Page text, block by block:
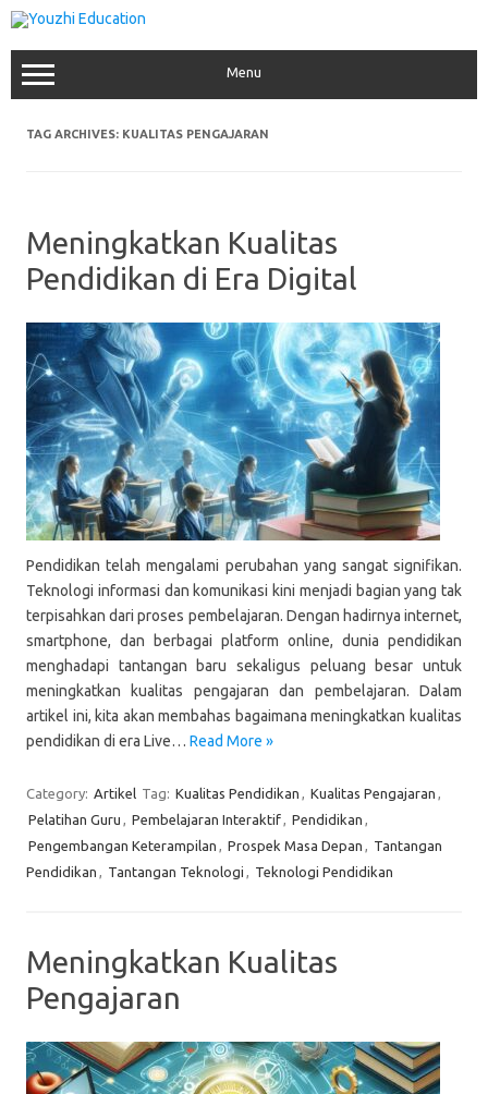
Skip
to
content
Menu
TAG ARCHIVES: KUALITAS PENGAJARAN
Meningkatkan Kualitas
Pendidikan di Era Digital
Pendidikan telah mengalami perubahan yang sangat signifikan.
Teknologi informasi dan komunikasi kini menjadi bagian yang tak
terpisahkan dari proses pembelajaran. Dengan hadirnya internet,
smartphone, dan berbagai platform online, dunia pendidikan
menghadapi tantangan baru sekaligus peluang besar untuk
meningkatkan kualitas pengajaran dan pembelajaran. Dalam
artikel ini, kita akan membahas bagaimana meningkatkan kualitas
pendidikan di era Live… Read More »
Category: Artikel Tag: Kualitas Pendidikan , Kualitas Pengajaran ,
Pelatihan Guru , Pembelajaran Interaktif, Pendidikan ,
Pengembangan Keterampilan , Prospek Masa Depan , Tantangan
Pendidikan , Tantangan Teknologi , Teknologi Pendidikan
Meningkatkan Kualitas
Pengajaran